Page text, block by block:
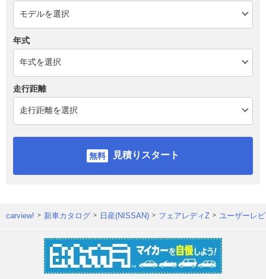
年式
走行距離
見積りスタート
carview! 新車カタログ 日産(NISSAN) フェアレディZ ユーザーレ